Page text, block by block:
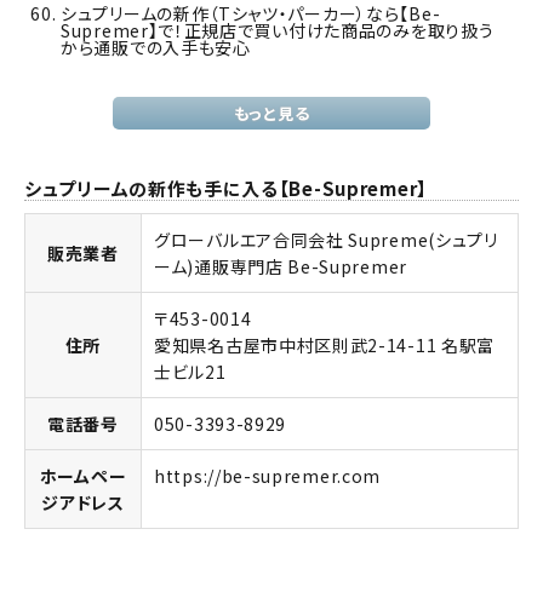
シュプリームの新作（Tシャツ・パーカー）なら【Be-
Supremer】で！正規店で買い付けた商品のみを取り扱う
から通販での入手も安心
もっと見る
シュプリームの新作も手に入る【Be-Supremer】
販売業者
グローバルエア合同会社 Supreme(シュプリ
ーム)通販専門店 Be-Supremer
住所
〒453-0014
愛知県名古屋市中村区則武2-14-11 名駅富
士ビル21
電話番号 050-3393-8929
ホームペー
ジアドレス
https://be-supremer.com